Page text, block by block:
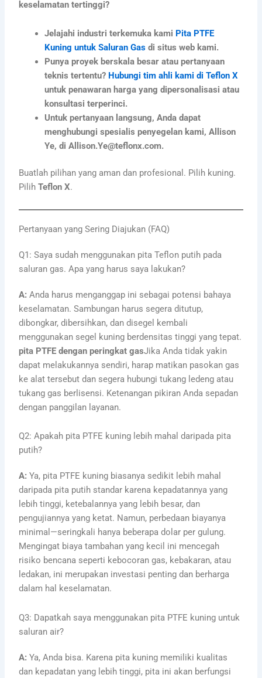
keselamatan tertinggi?
Jelajahi industri terkemuka kami Pita PTFE
Kuning untuk Saluran Gas di situs web kami.
Punya proyek berskala besar atau pertanyaan
teknis tertentu? Hubungi tim ahli kami di Teflon X
untuk penawaran harga yang dipersonalisasi atau
konsultasi terperinci.
Untuk pertanyaan langsung, Anda dapat
menghubungi spesialis penyegelan kami, Allison
Ye, di Allison.Ye@teflonx.com.
Buatlah pilihan yang aman dan profesional. Pilih kuning.
PilihTeflon X.
Pertanyaan yang Sering Diajukan (FAQ)
Q1: Saya sudah menggunakan pita Teflon putih pada
saluran gas. Apa yang harus saya lakukan?
A: Anda harus menganggap ini sebagai potensi bahaya
keselamatan. Sambungan harus segera ditutup,
dibongkar, dibersihkan, dan disegel kembali
menggunakan segel kuning berdensitas tinggi yang tepat.
pita PTFE dengan peringkat gasJika Anda tidak yakin
dapat melakukannya sendiri, harap matikan pasokan gas
ke alat tersebut dan segera hubungi tukang ledeng atau
tukang gas berlisensi. Ketenangan pikiran Anda sepadan
dengan panggilan layanan.
Q2: Apakah pita PTFE kuning lebih mahal daripada pita
putih?
A: Ya, pita PTFE kuning biasanya sedikit lebih mahal
daripada pita putih standar karena kepadatannya yang
lebih tinggi, ketebalannya yang lebih besar, dan
pengujiannya yang ketat. Namun, perbedaan biayanya
minimal—seringkali hanya beberapa dolar per gulung.
Mengingat biaya tambahan yang kecil ini mencegah
risiko bencana seperti kebocoran gas, kebakaran, atau
ledakan, ini merupakan investasi penting dan berharga
dalam hal keselamatan.
Q3: Dapatkah saya menggunakan pita PTFE kuning untuk
saluran air?
A: Ya, Anda bisa. Karena pita kuning memiliki kualitas
dan kepadatan yang lebih tinggi, pita ini akan berfungsi